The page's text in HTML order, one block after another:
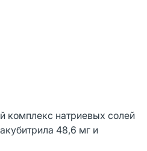
комплекс натриевых солей
48,6 мг и